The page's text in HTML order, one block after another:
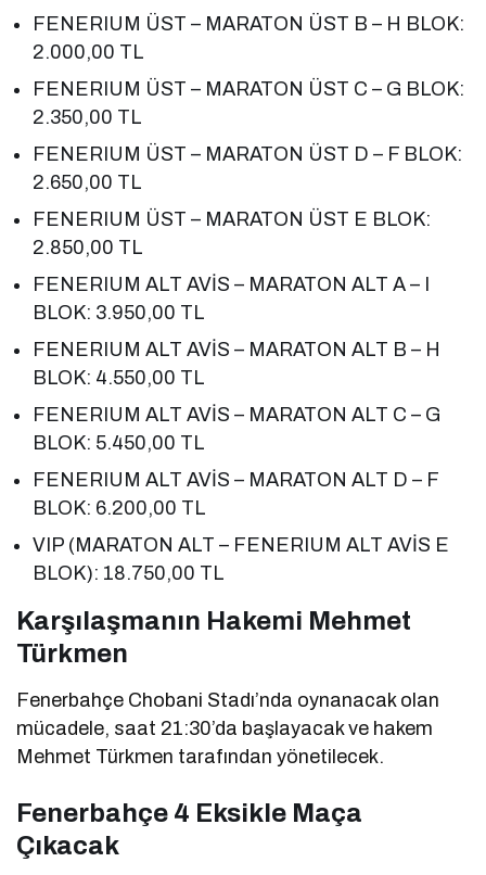
FENERIUM ÜST – MARATON ÜST B – H BLOK:
2.000,00 TL
FENERIUM ÜST – MARATON ÜST C – G BLOK:
2.350,00 TL
FENERIUM ÜST – MARATON ÜST D – F BLOK:
2.650,00 TL
FENERIUM ÜST – MARATON ÜST E BLOK:
2.850,00 TL
FENERIUM ALT AVİS – MARATON ALT A – I
BLOK: 3.950,00 TL
FENERIUM ALT AVİS – MARATON ALT B – H
BLOK: 4.550,00 TL
FENERIUM ALT AVİS – MARATON ALT C – G
BLOK: 5.450,00 TL
FENERIUM ALT AVİS – MARATON ALT D – F
BLOK: 6.200,00 TL
VIP (MARATON ALT – FENERIUM ALT AVİS E
BLOK): 18.750,00 TL
Karşılaşmanın Hakemi Mehmet
Türkmen
Fenerbahçe Chobani Stadı’nda oynanacak olan
mücadele, saat 21:30’da başlayacak ve hakem
Mehmet Türkmen tarafından yönetilecek.
Fenerbahçe 4 Eksikle Maça
Çıkacak